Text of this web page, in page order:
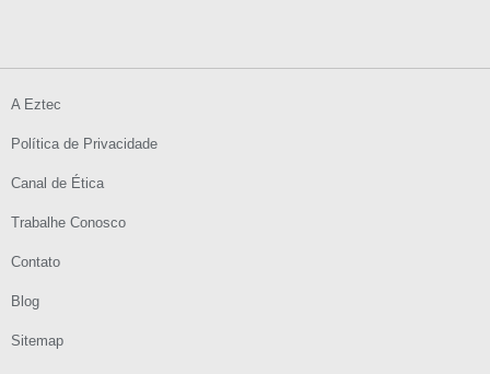
A Eztec
Política de Privacidade
Canal de Ética
Trabalhe Conosco
Contato
Blog
Sitemap